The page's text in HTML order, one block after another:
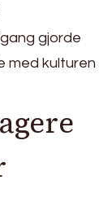
gjorde
med kulturen